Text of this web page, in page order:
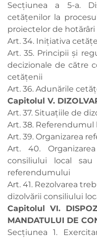
Secțiunea a 5-a.
cetățenilor la
proiectelor de hotărâri
Art. 34. Iniţiativa
Art. 35. Principii și
decizionale de către
cetățenii
Art. 36. Adunările
Capitolul V.
Art. 37. Situațiile de
Art. 38. Referendumul
Art. 39. Organizarea
Art. 40.
consiliului local
referendumului
Art. 41. Rezolvarea
dizolvării consiliului
Capitolul VI.
MANDATULUI DE
Secțiunea 1.